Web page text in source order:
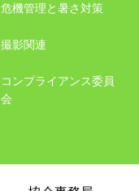
危機管理と暑さ対策
撮影関連
コンプライアンス委員
会